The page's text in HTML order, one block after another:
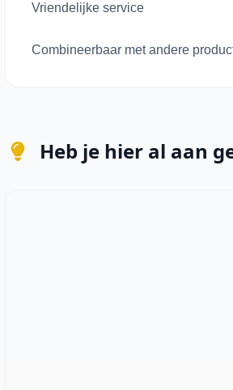
Vriendelijke service
Combineerbaar met andere
Heb je hier al aan